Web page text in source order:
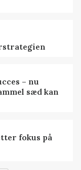
– nu
sæd kan
fokus på